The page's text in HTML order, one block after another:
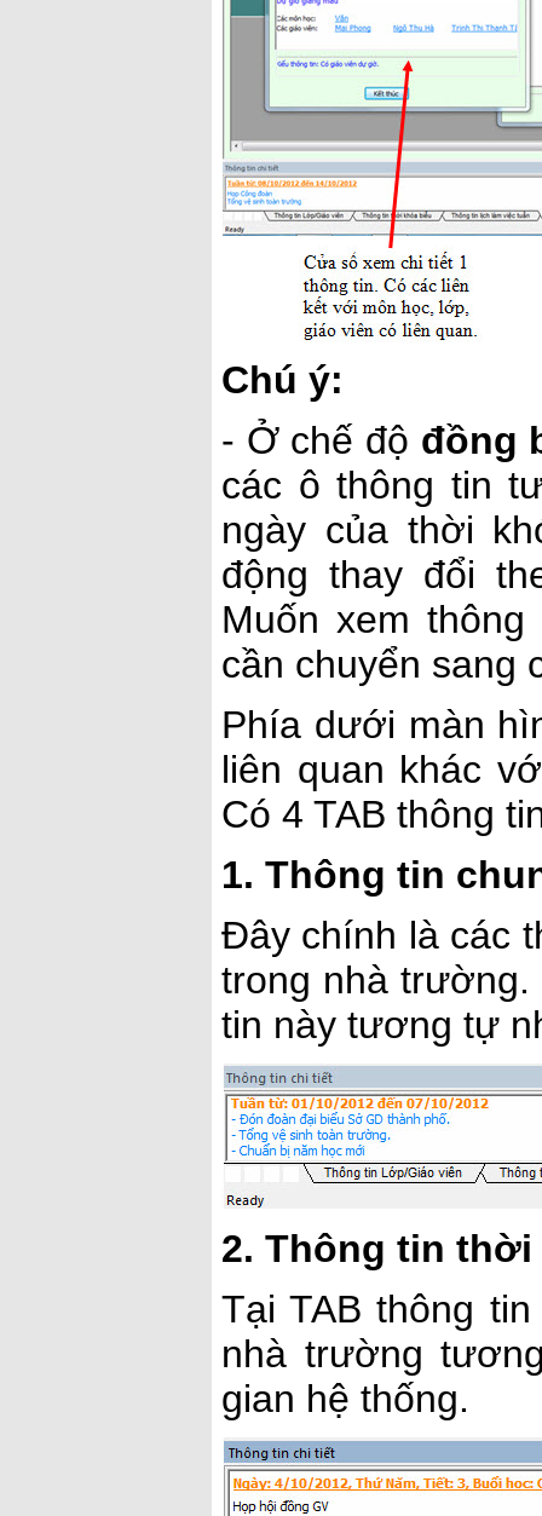
Chú ý:
- Ở chế độ đồng
các ô thông tin
ngày của thời
động thay đổi
Muốn xem
cần chuyển sang
Phía dưới màn
liên quan khác
Có 4 TAB thông
1. Thông tin
Đây chính là các
trong nhà
tin này tương tự
2. Thông tin
Tại TAB thông
nhà trường
gian hệ thống.